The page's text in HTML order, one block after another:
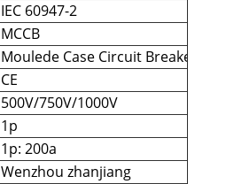
IEC 60947-2
MCCB
Moulede Case Circuit Breaker
CE
500V/750V/1000V
1p
1p: 200a
Wenzhou zhanjiang